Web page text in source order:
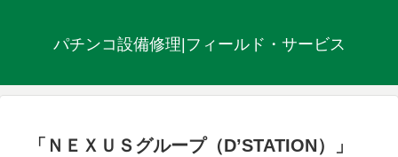
パチンコ設備修理|フィールド・サービス
「ＮＥＸＵＳグループ（D’STATION）」